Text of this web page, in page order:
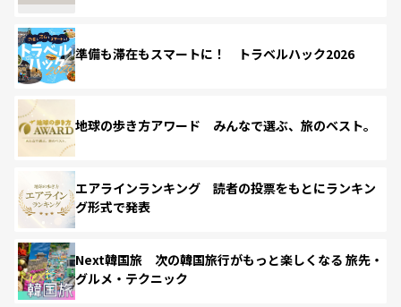
準備も滞在もスマートに！ トラベルハック2026
地球の歩き方アワード みんなで選ぶ、旅のベスト。
エアラインランキング 読者の投票をもとにランキン
グ形式で発表
Next韓国旅 次の韓国旅行がもっと楽しくなる 旅先・
グルメ・テクニック